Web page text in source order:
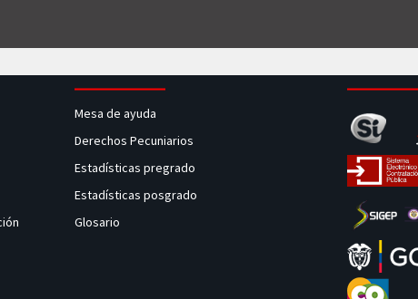
Mesa de ayuda
Derechos Pecuniarios
Estadísticas pregrado
Estadísticas posgrado
Glosario